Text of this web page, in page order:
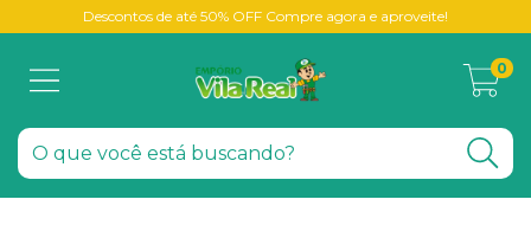
Descontos de até 50% OFF Compre agora e aproveite!
0